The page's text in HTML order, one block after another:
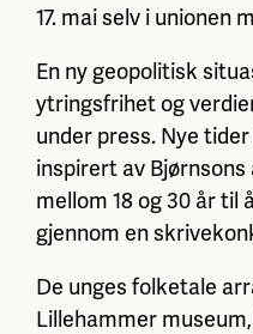
17. mai selv i unionen
En ny geopolitisk
ytringsfrihet og
under press. Nye
inspirert av
mellom 18 og 30 år til
gjennom en
De unges folketale
Lillehammer